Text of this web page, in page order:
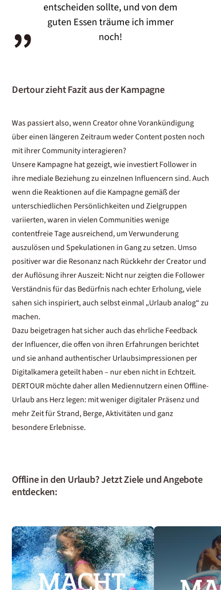
„
entscheiden sollte, und von dem
guten Essen träume ich immer
noch!
Dertour zieht Fazit aus der Kampagne
Was passiert also, wenn Creator ohne Vorankündigung
über einen längeren Zeitraum weder Content posten noch
mit ihrer Community interagieren?
Unsere Kampagne hat gezeigt, wie investiert Follower in
ihre mediale Beziehung zu einzelnen Influencern sind. Auch
wenn die Reaktionen auf die Kampagne gemäß der
unterschiedlichen Persönlichkeiten und Zielgruppen
variierten, waren in vielen Communities wenige
contentfreie Tage ausreichend, um Verwunderung
auszulösen und Spekulationen in Gang zu setzen. Umso
positiver war die Resonanz nach Rückkehr der Creator und
der Auflösung ihrer Auszeit: Nicht nur zeigten die Follower
Verständnis für das Bedürfnis nach echter Erholung, viele
sahen sich inspiriert, auch selbst einmal „Urlaub analog“ zu
machen.
Dazu beigetragen hat sicher auch das ehrliche Feedback
der Influencer, die offen von ihren Erfahrungen berichtet
und sie anhand authentischer Urlaubsimpressionen per
Digitalkamera geteilt haben – nur eben nicht in Echtzeit.
DERTOUR möchte daher allen Mediennutzern einen Offline-
Urlaub ans Herz legen: mit weniger digitaler Präsenz und
mehr Zeit für Strand, Berge, Aktivitäten und ganz
besondere Erlebnisse.
Offline in den Urlaub? Jetzt Ziele und Angebote
entdecken: